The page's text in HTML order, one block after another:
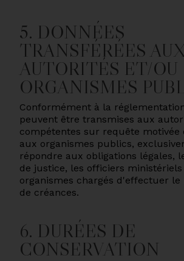
5. DONNÉES
TRANSFÉRÉES AUX
AUTORITÉS ET/OU
ORGANISMES
Conformément à la
peuvent être transmises aux
compétentes sur requête
aux organismes publics,
répondre aux obligations légales,
de justice, les officiers ministériels
organismes chargés d'effectuer
de créances.
6. DURÉES DE
CONSERVATION